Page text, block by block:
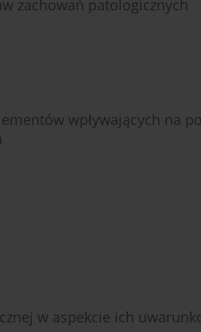
zachowań patologicznych
wpływających na
w aspekcie ich